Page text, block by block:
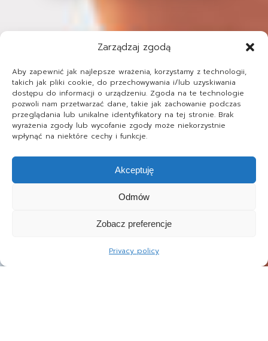
Zarządzaj zgodą
Aby zapewnić jak najlepsze wrażenia, korzystamy z technologii,
takich jak pliki cookie, do przechowywania i/lub uzyskiwania
dostępu do informacji o urządzeniu. Zgoda na te technologie
pozwoli nam przetwarzać dane, takie jak zachowanie podczas
przeglądania lub unikalne identyfikatory na tej stronie. Brak
wyrażenia zgody lub wycofanie zgody może niekorzystnie
wpłynąć na niektóre cechy i funkcje.
Akceptuję
Odmów
Zobacz preferencje
Privacy policy